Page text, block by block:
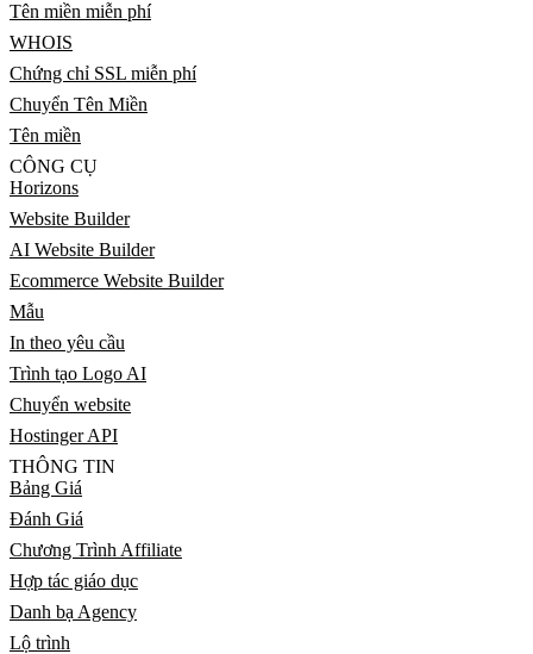
Tên miền miễn phí
WHOIS
Chứng chỉ SSL miễn phí
Chuyển Tên Miền
Tên miền
CÔNG CỤ
Horizons
Website Builder
AI Website Builder
Ecommerce Website Builder
Mẫu
In theo yêu cầu
Trình tạo Logo AI
Chuyển website
Hostinger API
THÔNG TIN
Bảng Giá
Đánh Giá
Chương Trình Affiliate
Hợp tác giáo dục
Danh bạ Agency
Lộ trình